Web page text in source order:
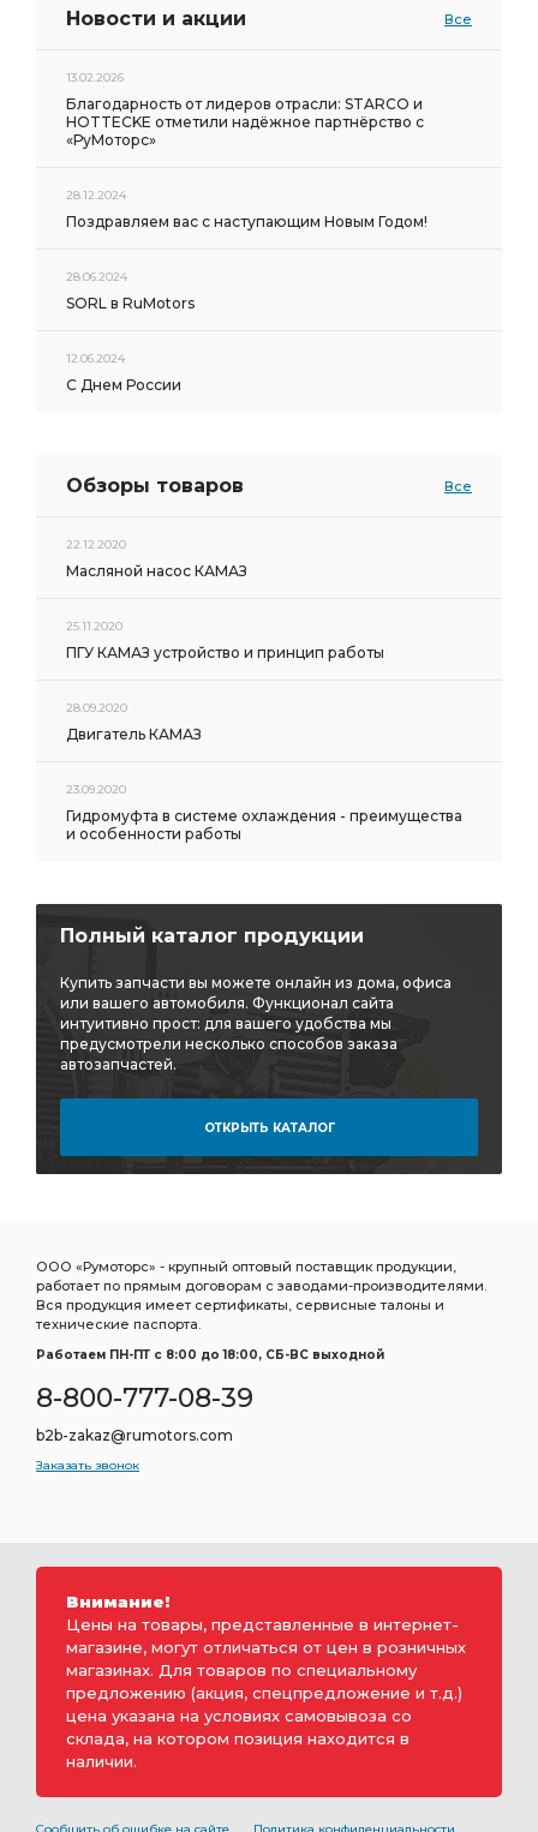
Новости и акции Все
13.02.2026
Благодарность от лидеров отрасли: STARCO и
HOTTECKE отметили надёжное партнёрство с
«РуМоторс»
28.12.2024
Поздравляем вас с наступающим Новым Годом!
28.06.2024
SORL в RuMotors
12.06.2024
С Днем России
Обзоры товаров Все
22.12.2020
Масляной насос КАМАЗ
25.11.2020
ПГУ КАМАЗ устройство и принцип работы
28.09.2020
Двигатель КАМАЗ
23.09.2020
Гидромуфта в системе охлаждения - преимущества
и особенности работы
Полный каталог продукции
Купить запчасти вы можете онлайн из дома, офиса
или вашего автомобиля. Функционал сайта
интуитивно прост: для вашего удобства мы
предусмотрели несколько способов заказа
автозапчастей.
ОТКРЫТЬ КАТАЛОГ
ООО «Румоторс» - крупный оптовый поставщик продукции,
работает по прямым договорам с заводами-производителями.
Вся продукция имеет сертификаты, сервисные талоны и
технические паспорта.
Работаем ПН-ПТ c 8:00 до 18:00, СБ-ВС выходной
8-800-777-08-39
b2b-zakaz@rumotors.com
Заказать звонок
Внимание!
Цены на товары, представленные в интернет-
магазине, могут отличаться от цен в розничных
магазинах. Для товаров по специальному
предложению (акция, спецпредложение и т.д.)
цена указана на условиях самовывоза со
склада, на котором позиция находится в
наличии.